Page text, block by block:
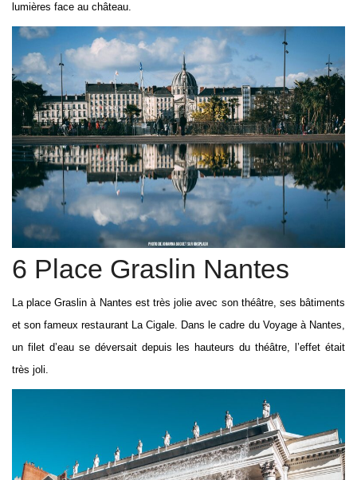
lumières face au château.
6 Place Graslin Nantes
La place Graslin à Nantes est très jolie avec son théâtre, ses bâtiments
et son fameux restaurant La Cigale. Dans le cadre du Voyage à Nantes,
un filet d’eau se déversait depuis les hauteurs du théâtre, l’effet était
très joli.